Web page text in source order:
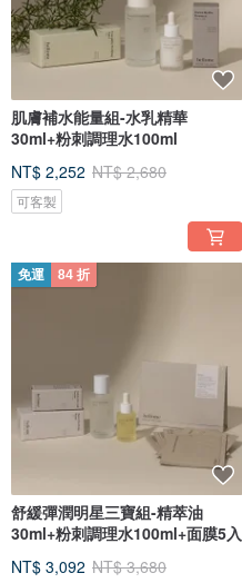
肌膚補水能量組-水乳精華
30ml+粉刺調理水100ml
NT$ 2,252 NT$ 2,680
可客製
免運 84 折
舒緩彈潤明星三寶組-精萃油
30ml+粉刺調理水100ml+面膜5入
NT$ 3,092 NT$ 3,680